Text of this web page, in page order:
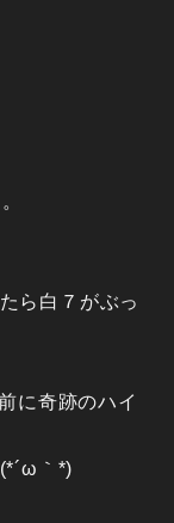
ら白７がぶっ
に奇跡のハイ
｀*)